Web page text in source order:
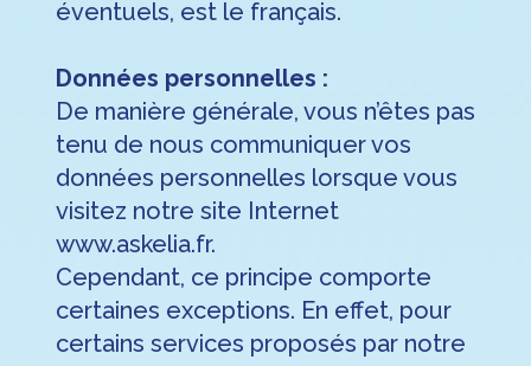
éventuels, est le français.
Données personnelles :
De manière générale, vous n’êtes pas
tenu de nous communiquer vos
données personnelles lorsque vous
visitez notre site Internet
www.askelia.fr.
Cependant, ce principe comporte
certaines exceptions. En effet, pour
certains services proposés par notre